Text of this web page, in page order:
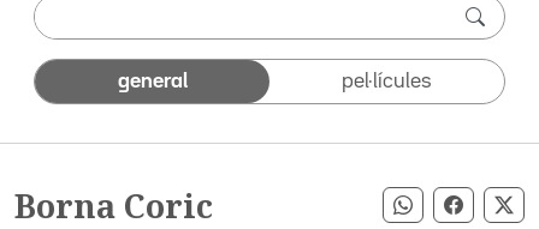
general pel·lícules
Borna Coric Compartir